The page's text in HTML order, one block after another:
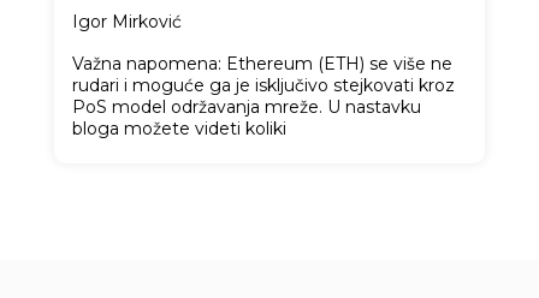
Igor Mirković
Važna napomena: Ethereum (ETH) se više ne
rudari i moguće ga je isključivo stejkovati kroz
PoS model održavanja mreže. U nastavku
bloga možete videti koliki